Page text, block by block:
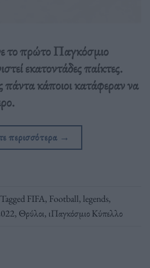
το πρώτο Παγκόσμιο
εκατοντάδες παίκτες.
κάποιοι κατάφεραν να
περισσότερα →
TaggedFIFA, Football, legends,
, Θρύλοι, ιΠαγκόσμιο Κύπελλο